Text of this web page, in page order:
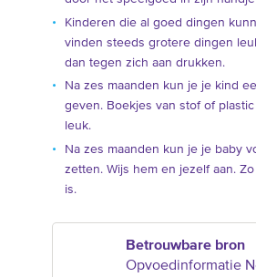
Kinderen die al goed dingen
vinden steeds grotere dingen
dan tegen zich aan drukken.
Na zes maanden kun je je kind
geven. Boekjes van stof of
leuk.
Na zes maanden kun je je baby
zetten. Wijs hem en jezelf aan.
is.
Betrouwbare bron
Opvoedinformatie